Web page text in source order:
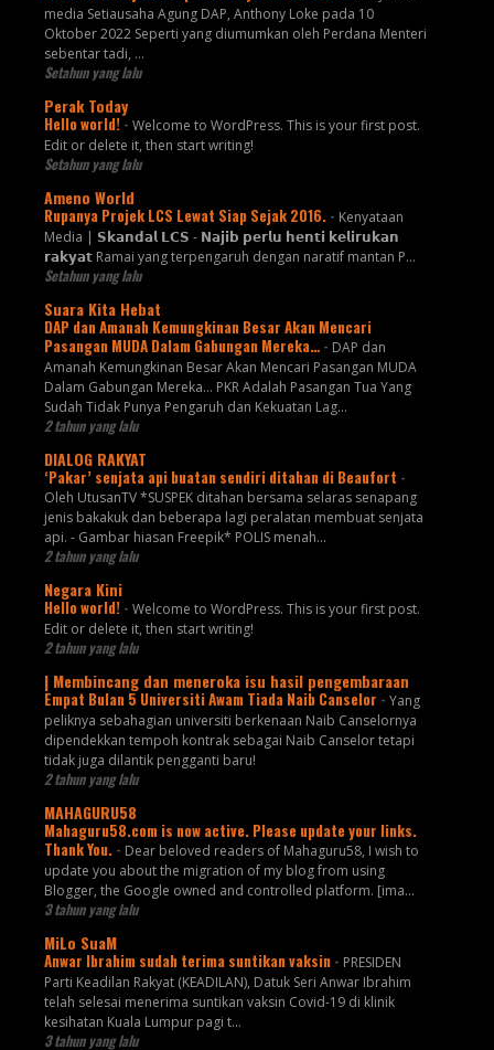
media Setiausaha Agung DAP, Anthony Loke pada 10
Oktober 2022 Seperti yang diumumkan oleh Perdana Menteri
sebentar tadi, …
Setahun yang lalu
Perak Today
Hello world!- Welcome to WordPress. This is your first post.
Edit or delete it, then start writing!
Setahun yang lalu
Ameno World
Rupanya Projek LCS Lewat Siap Sejak 2016. - Kenyataan
Media | 𝗦𝗸𝗮𝗻𝗱𝗮𝗹 𝗟𝗖𝗦 - 𝗡𝗮𝗷𝗶𝗯 𝗽𝗲𝗿𝗹𝘂 𝗵𝗲𝗻𝘁𝗶 𝗸𝗲𝗹𝗶𝗿𝘂𝗸𝗮𝗻
𝗿𝗮𝗸𝘆𝗮𝘁 Ramai yang terpengaruh dengan naratif mantan P...
Setahun yang lalu
Suara Kita Hebat
DAP dan Amanah Kemungkinan Besar Akan Mencari
Pasangan MUDA Dalam Gabungan Mereka… - DAP dan
Amanah Kemungkinan Besar Akan Mencari Pasangan MUDA
Dalam Gabungan Mereka… PKR Adalah Pasangan Tua Yang
Sudah Tidak Punya Pengaruh dan Kekuatan Lag...
2 tahun yang lalu
DIALOG RAKYAT
‘Pakar’ senjata api buatan sendiri ditahan di Beaufort -
Oleh UtusanTV *SUSPEK ditahan bersama selaras senapang
jenis bakakuk dan beberapa lagi peralatan membuat senjata
api. - Gambar hiasan Freepik* POLIS menah...
2 tahun yang lalu
Negara Kini
Hello world! - Welcome to WordPress. This is your first post.
Edit or delete it, then start writing!
2 tahun yang lalu
| Membincang dan meneroka isu hasil pengembaraan
Empat Bulan 5 Universiti Awam Tiada Naib Canselor - Yang
peliknya sebahagian universiti berkenaan Naib Canselornya
dipendekkan tempoh kontrak sebagai Naib Canselor tetapi
tidak juga dilantik pengganti baru!
2 tahun yang lalu
MAHAGURU58
Mahaguru58.com is now active. Please update your links.
Thank You. - Dear beloved readers of Mahaguru58, I wish to
update you about the migration of my blog from using
Blogger, the Google owned and controlled platform. [ima...
3 tahun yang lalu
MiLo SuaM
Anwar Ibrahim sudah terima suntikan vaksin - PRESIDEN
Parti Keadilan Rakyat (KEADILAN), Datuk Seri Anwar Ibrahim
telah selesai menerima suntikan vaksin Covid-19 di klinik
kesihatan Kuala Lumpur pagi t...
3 tahun yang lalu